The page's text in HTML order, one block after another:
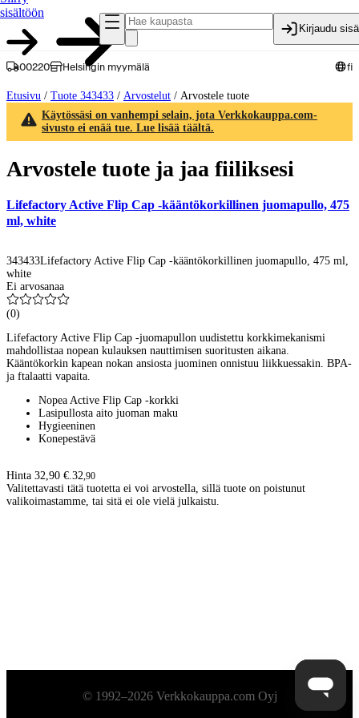
sisältöön
Kirjaudu
00220 Helsingin myymälä fi
Etusivu / Tuote 343433 / Arvostelut / Arvostele tuote
Käytössäsi on vanhempi selain, jota Verkkokauppa.com-
sivusto ei enää tue. Lue lisää täältä.
Arvostele tuote ja jaa fiiliksesi
Lifefactory Active Flip Cap -kääntökorkillinen juomapullo, 475
ml, white
343433Lifefactory Active Flip Cap -kääntökorkillinen juomapullo, 475 ml,
white
Ei arvosanaa
(0)
Lifefactory Active Flip Cap -juomapullon uudistettu korkkimekanismi
mahdollistaa nopean kulauksen nauttimisen suoritusten aikana.
Kääntökorkin kapean nokan ansiosta juominen onnistuu liikkuessakin. BPA-
ja ftalaatti vapaita.
Nopea Active Flip Cap -korkki
Lasipullosta aito juoman maku
Hygieeninen
Konepestävä
Hinta 32,90 €. 32,90
Valitettavasti tätä tuotetta ei voi arvostella, sillä tuote on poistunut
valikoimastamme, tai sitä ei ole vielä julkaistu.
Alatunniste© 1992–2026 Verkkokauppa.com Oyj